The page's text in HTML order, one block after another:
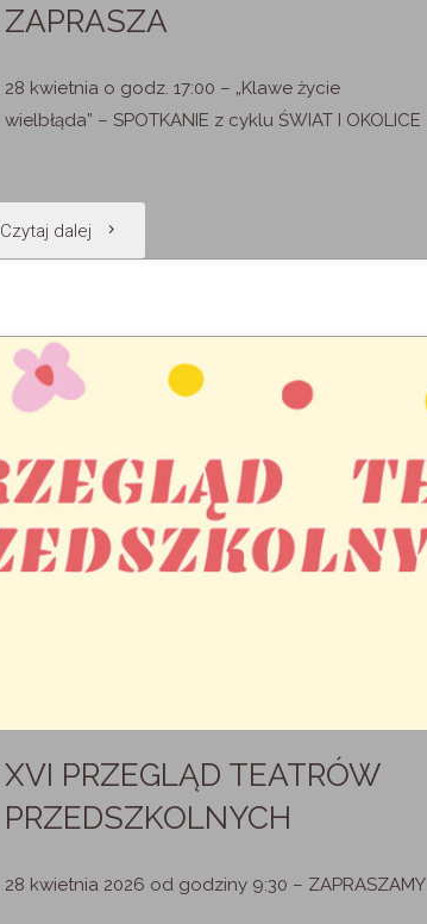
ZAPRASZA
28 kwietnia o godz. 17:00 – „Klawe życie
wielbłąda” – SPOTKANIE z cyklu ŚWIAT I OKOLICE
Czytaj dalej "Stanisław
–
ZAPRASZA"
XVI PRZEGLĄD TEATRÓW
PRZEDSZKOLNYCH
28 kwietnia 2026 od godziny 9:30 – ZAPRASZAMY